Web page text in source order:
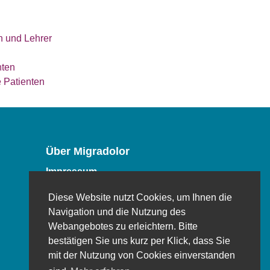
Diese Website nutzt Cookies, um Ihnen die
Navigation und die Nutzung des
Webangebotes zu erleichtern. Bitte
bestätigen Sie uns kurz per Klick, dass Sie
mit der Nutzung von Cookies einverstanden
und Lehrer
Patienten
Über Migradolor
Impressum
Kontakt
Kundenservice